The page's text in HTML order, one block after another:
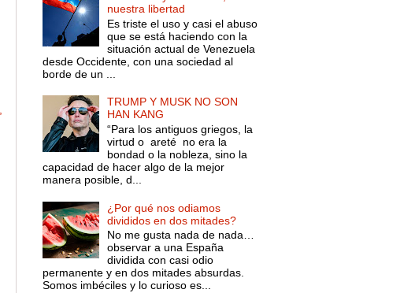
nuestra libertad
Es triste el uso y casi el abuso
que se está haciendo con la
situación actual de Venezuela
desde Occidente, con una sociedad al
borde de un ...
TRUMP Y MUSK NO SON
HAN KANG
“Para los antiguos griegos, la
virtud o areté no era la
bondad o la nobleza, sino la
capacidad de hacer algo de la mejor
manera posible, d...
¿Por qué nos odiamos
divididos en dos mitades?
No me gusta nada de nada…
observar a una España
dividida con casi odio
permanente y en dos mitades absurdas.
Somos imbéciles y lo curioso es...